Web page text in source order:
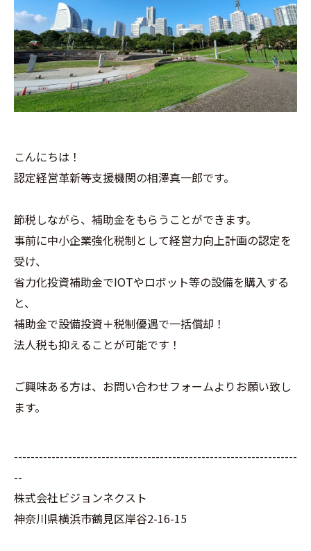
こんにちは！
認定経営革新等支援機関の相澤真一郎です。
節税しながら、補助金をもらうことができます。
事前に中小企業強化税制として経営力向上計画の認定を
受け、
省力化投資補助金でIOTやロボット等の設備を購入する
と、
補助金で設備投資＋税制優遇で一括償却！
法人税も抑えることが可能です！
ご興味ある方は、お問い合わせフォームよりお願い致し
ます。
--------------------------------------------------------------------
--
株式会社ビジョンネクスト
神奈川県横浜市鶴見区岸谷2-16-15